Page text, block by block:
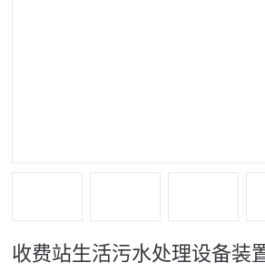
收费站生活污水处理设备装